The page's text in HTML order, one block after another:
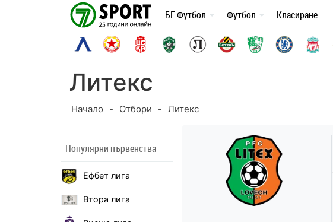
БГ Футбол Футбол Класиране
Литекс
Начало - Отбори - Литекс
Популярни първенства
Ефбет лига
Втора лига